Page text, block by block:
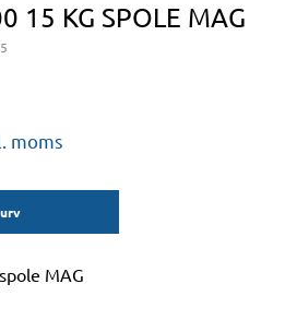
15 KG SPOLE MAG
moms
MAG